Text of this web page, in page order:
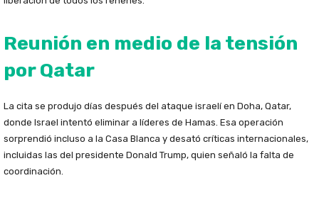
Reunión en medio de la tensión
por Qatar
La cita se produjo días después del ataque israelí en Doha, Qatar,
donde Israel intentó eliminar a líderes de Hamas. Esa operación
sorprendió incluso a la Casa Blanca y desató críticas internacionales,
incluidas las del presidente Donald Trump, quien señaló la falta de
coordinación.